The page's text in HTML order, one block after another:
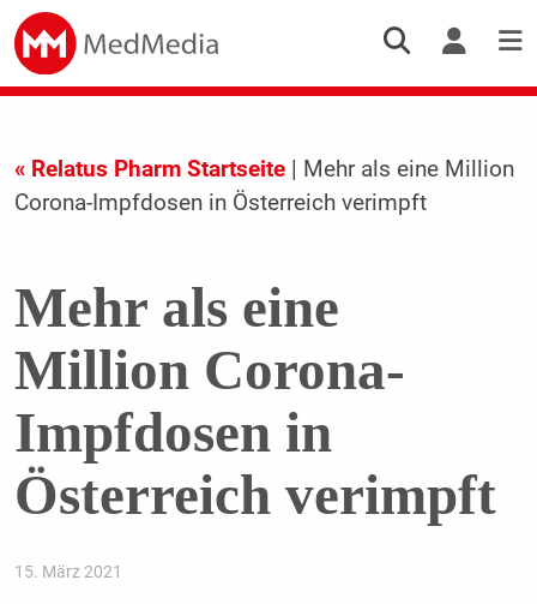
« Relatus Pharm Startseite| Mehr als eine Million
Corona-Impfdosen in Österreich verimpft
Mehr als eine
Million Corona-
Impfdosen in
Österreich verimpft
15. März 2021